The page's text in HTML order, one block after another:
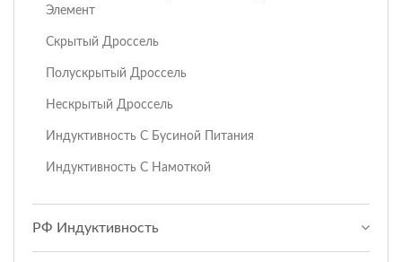
Элемент
Скрытый Дроссель
Полускрытый Дроссель
Нескрытый Дроссель
Индуктивность С Бусиной Питания
Индуктивность С Намоткой
РФ Индуктивность